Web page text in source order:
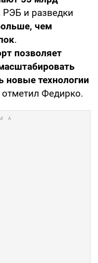
и разведки
чем
.
позволяет
новые технологии
отметил Федирко.